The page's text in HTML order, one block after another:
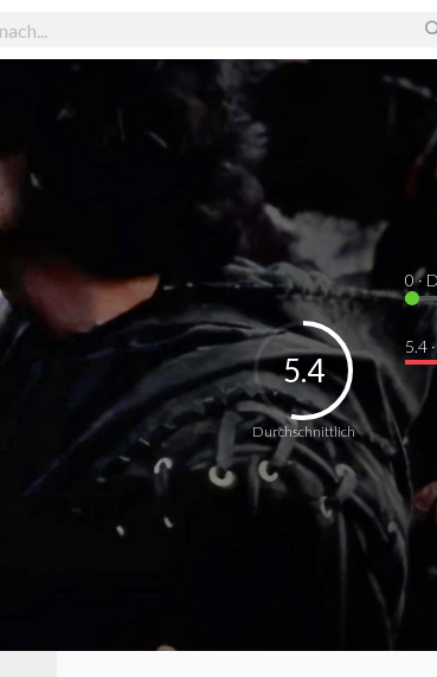
Durchschnittlich
5.4
0·
5.4